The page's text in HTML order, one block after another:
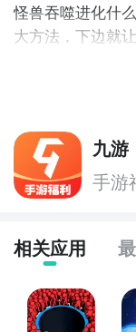
这款关于吞噬进
爱的海洋生物在
让自己进化成海
噬不同生物，简
超多的海洋生物
》》》》》#超
怪兽吞噬进化什
大方法，下边就
方法一： 关注九
步骤2：
关注大
都会最新发布，
九游
手游
相关应用